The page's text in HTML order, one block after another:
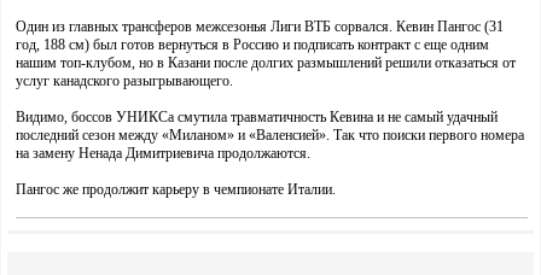
Один из главных трансферов межсезонья Лиги ВТБ сорвался. Кевин Пангос (31
год, 188 см) был готов вернуться в Россию и подписать контракт с еще одним
нашим топ-клубом, но в Казани после долгих размышлений решили отказаться от
услуг канадского разыгрывающего.
Видимо, боссов УНИКСа смутила травматичность Кевина и не самый удачный
последний сезон между «Миланом» и «Валенсией». Так что поиски первого номера
на замену Ненада Димитриевича продолжаются.
Пангос же продолжит карьеру в чемпионате Италии.